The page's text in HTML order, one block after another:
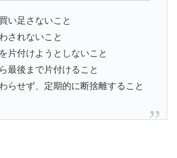
い足さないこと
されないこと
片付けようとしないこと
最後まで片付けること
らせず、定期的に断捨離すること